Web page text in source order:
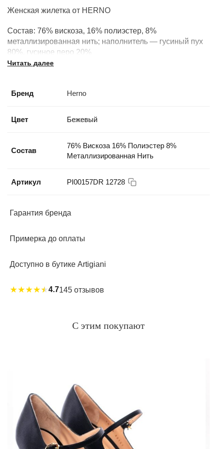
Женская жилетка от HERNO
Состав: 76% вискоза, 16% полиэстер, 8%
металлизированная нить; наполнитель — гусиный пух
80%, гусиное перо 20%
Читать далее
Бренд Herno
Цвет Бежевый
Состав
76% Вискоза 16% Полиэстер 8%
Металлизированная Нить
Артикул PI00157DR 12728
Гарантия бренда
Примерка до оплаты
Доступно в бутике Artigiani
★★★★★4.7145 отзывов
С этим покупают